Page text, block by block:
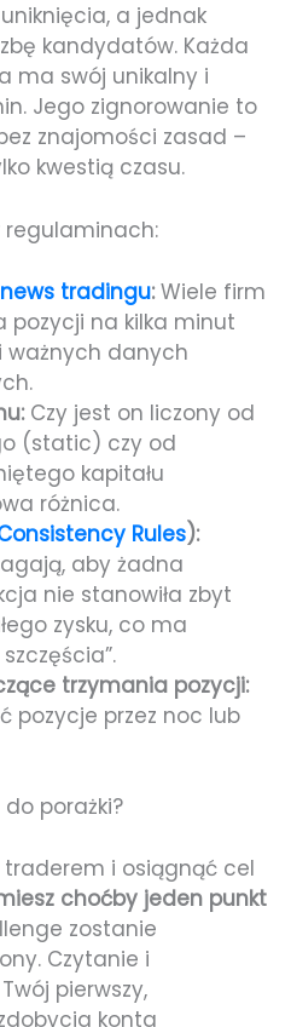
a jednak
kandydatów. Każda
ma swój unikalny i
Jego zignorowanie to
znajomości zasad –
kwestią czasu.
regulaminach:
news tradingu:Wiele firm
pozycji na kilka minut
ważnych danych
Czy jest on liczony od
(static) czy od
kapitału
różnica.
Rules):
aby żadna
nie stanowiła zbyt
zysku, co ma
trzymania pozycji:
pozycje przez noc lub
porażki?
traderem i osiągnąć cel
choćby jeden punkt
zostanie
Czytanie i
pierwszy,
konta